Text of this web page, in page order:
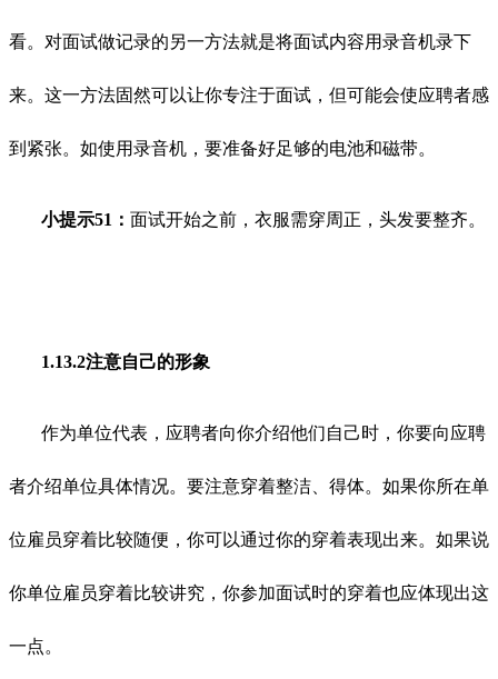
看。对面试做记录的另一方法就是将面试内容用录音机录下
来。这一方法固然可以让你专注于面试，但可能会使应聘者感
到紧张。如使用录音机，要准备好足够的电池和磁带。
小提示51： 面试开始之前，衣服需穿周正，头发要整齐。
1.13.2注意自己的形象
作为单位代表，应聘者向你介绍他们自己时，你要向应聘
者介绍单位具体情况。要注意穿着整洁、得体。如果你所在单
位雇员穿着比较随便，你可以通过你的穿着表现出来。如果说
你单位雇员穿着比较讲究，你参加面试时的穿着也应体现出这
一点。